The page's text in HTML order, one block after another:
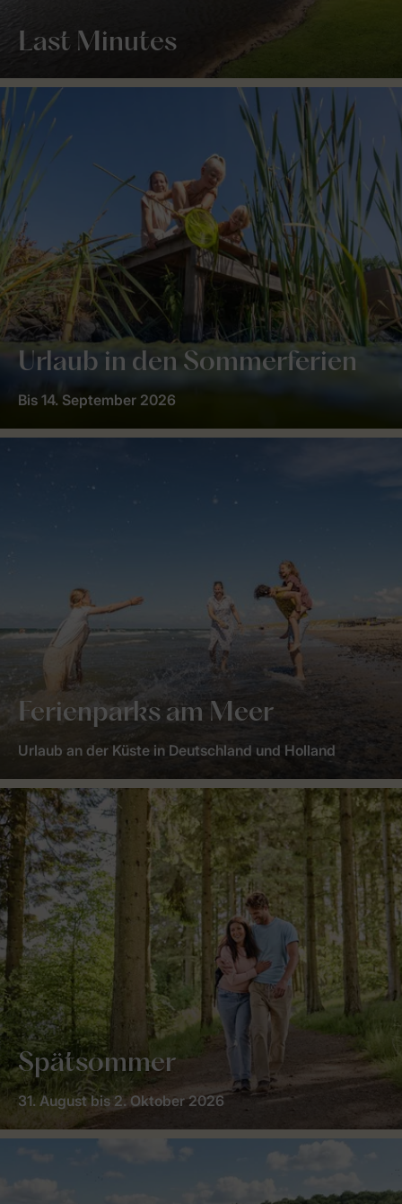
Last Minutes
Urlaub in den Sommerferien
Bis 14. September 2026
Ferienparks am Meer
Urlaub an der Küste in Deutschland und Holland
Spätsommer
31. August bis 2. Oktober 2026